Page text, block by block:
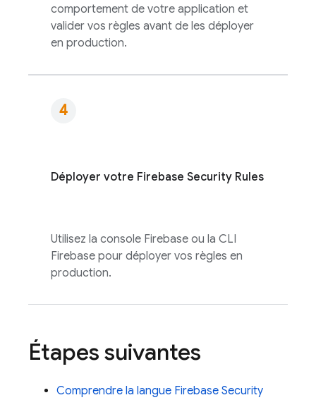
comportement de votre application et
valider vos règles avant de les déployer
en production.
Déployer votre Firebase Security Rules
Utilisez la console Firebase ou la CLI
Firebase pour déployer vos règles en
production.
Étapes suivantes
Comprendre la langue Firebase Security